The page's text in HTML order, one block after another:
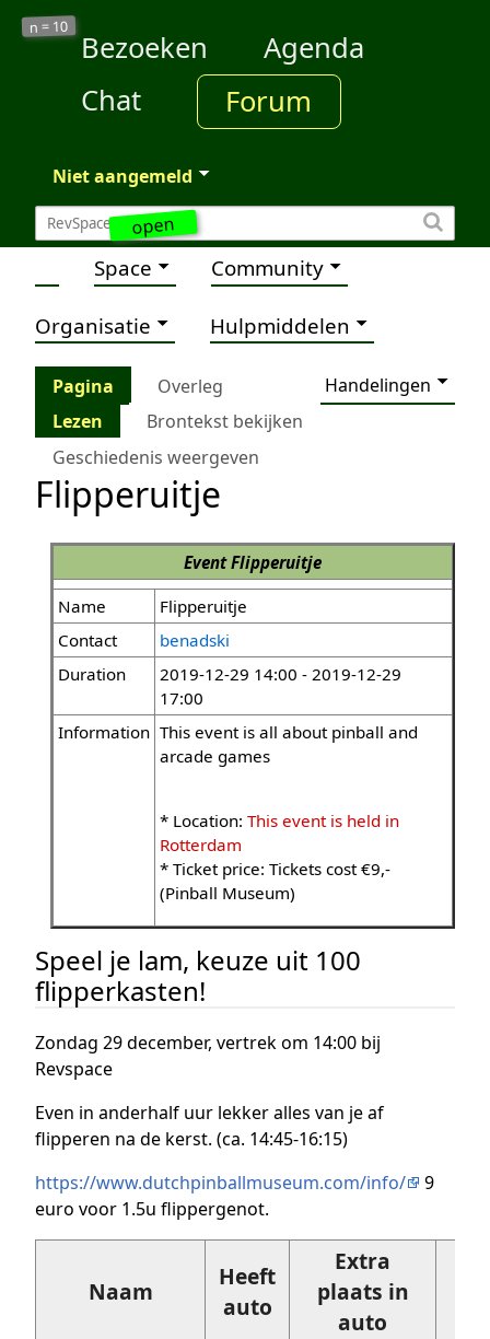
open
n = 10
Bezoeken
Agenda
Chat
Forum
Niet aangemeld
Space Community
Organisatie Hulpmiddelen
Pagina Overleg
Handelingen
Lezen
Brontekst bekijken
Geschiedenis weergeven
Flipperuitje
EventFlipperuitje
Name
Flipperuitje
Contact
benadski
Duration
2019-12-29 14:00 - 2019-12-29
17:00
Information This event is all about pinball and
arcade games
* Location: This event is held in
Rotterdam
* Ticket price: Tickets cost €9,-
(Pinball Museum)
Speel je lam, keuze uit 100
flipperkasten!
Zondag 29 december, vertrek om 14:00 bij
Revspace
Even in anderhalf uur lekker alles van je af
flipperen na de kerst. (ca. 14:45-16:15)
https://www.dutchpinballmuseum.com/info/
9
euro voor 1.5u flippergenot.
Naam
Heeft
auto
Extra
plaats in
auto